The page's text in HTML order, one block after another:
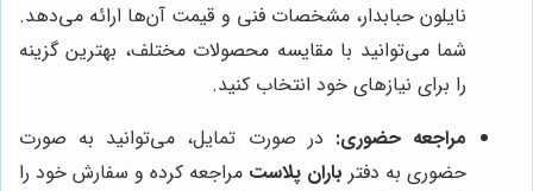
نایلون حبابدار، مشخصات فنی و قیمت آن‌ها ارائه می‌دهد.
شما می‌توانید با مقایسه محصولات مختلف، بهترین گزینه
را برای نیازهای خود انتخاب کنید.
مراجعه حضوری: در صورت تمایل، می‌توانید به صورت
حضوری به دفتر باران پلاست مراجعه کرده و سفارش خود را